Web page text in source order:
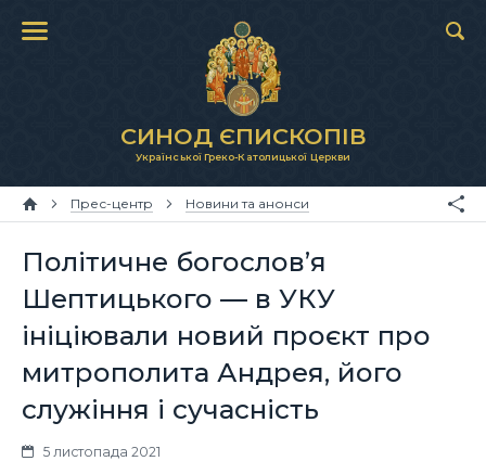
СИНОД ЄПИСКОПІВ
Української Греко-Католицької Церкви
Прес-центр Новини та анонси
Політичне богослов’я
Шептицького — в УКУ
ініціювали новий проєкт про
митрополита Андрея, його
служіння і сучасність
5 листопада 2021